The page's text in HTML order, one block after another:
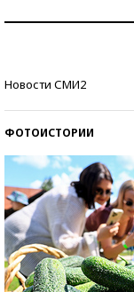
Новости СМИ2
ФОТОИСТОРИИ